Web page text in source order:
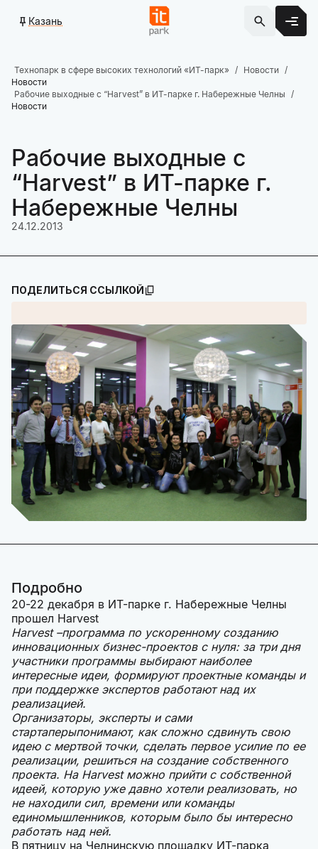
Казань
Технопарк в сфере высоких технологий «ИТ-парк»
Новости
Новости
Рабочие выходные с “Harvest” в ИТ-парке г. Набережные Челны
Новости
Рабочие выходные с
“Harvest” в ИТ-парке г.
Набережные Челны
24.12.2013
ПОДЕЛИТЬСЯ ССЫЛКОЙ
Подробно
20-22 декабря в ИТ-парке г. Набережные Челны
прошел Harvest
Harvest –программа по ускоренному созданию
инновационных бизнес-проектов с нуля: за три дня
участники программы выбирают наиболее
интересные идеи, формируют проектные команды и
при поддержке экспертов работают над их
реализацией.
Организаторы, эксперты и сами
стартаперыпонимают, как сложно сдвинуть свою
идею с мертвой точки, сделать первое усилие по ее
реализации, решиться на создание собственного
проекта. На Harvest можно прийти с собственной
идеей, которую уже давно хотели реализовать, но
не находили сил, времени или команды
единомышленников, которым было бы интересно
работать над ней.
В пятницу на Челнинскую площадку ИТ-парка